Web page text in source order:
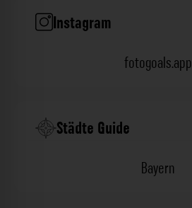
Instagram
fotogoals.app
Städte Guide
Bayern